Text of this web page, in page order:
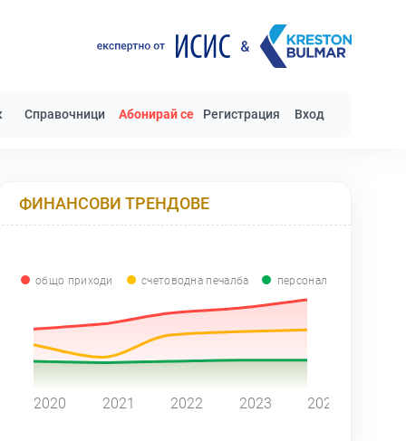
Справочници Абонирай се Регистрация Вход
ФИНАНСОВИ ТРЕНДОВЕ
общо приходи счетоводна печалба персонал
2020 2021 2022 2023 2024